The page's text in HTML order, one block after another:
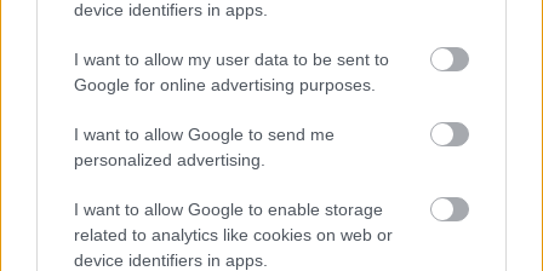
device identifiers in apps.
I want to allow my user data to be sent to
Google for online advertising purposes.
I want to allow Google to send me
personalized advertising.
I want to allow Google to enable storage
related to analytics like cookies on web or
device identifiers in apps.
A Kvártélyház Szabadtéri Színház és a Manna
bemutatja:
Kálloy – Hajdú – Tompagábor – Hrutka:
The Hungarian Blues Brothers
- zenés találmány -